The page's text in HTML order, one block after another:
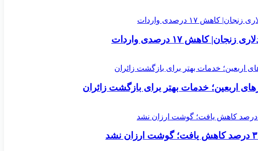
اربعین؛ خدمات بهتر برای بازگشت زائران